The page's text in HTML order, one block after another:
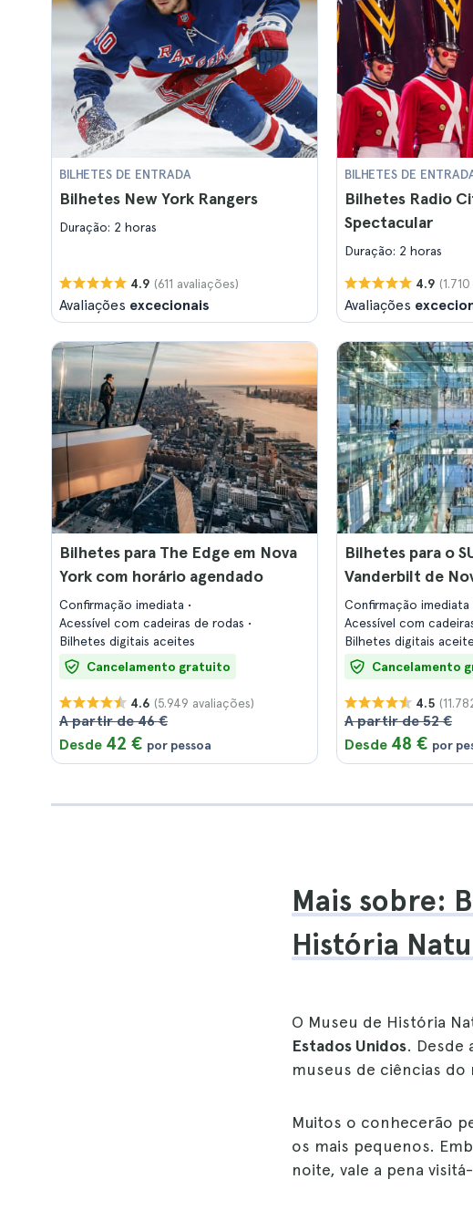
BILHETES DE ENTRADA
Bilhetes New York Rangers
Duração: 2 horas
4.9 (611 avaliações)
Avaliações excecionais
BILHETES DE
Bilhetes Radio
Spectacular
Duração: 2 horas
4.9
Avaliações
Bilhetes para The Edge em Nova
York com horário agendado
Confirmação imediata
Acessível com cadeiras de rodas
Bilhetes digitais aceites
Cancelamento gratuito
4.6 (5.949 avaliações)
A partir de 46 €
Desde 42 € por pessoa
Bilhetes para o
Vanderbilt de
Confirmação imediata
Acessível com
Bilhetes digitais
Cancelamento
4.5
A partir de 52 €
Desde 48 € por
Mais sobre:
História
O Museu de História
Estados Unidos. Desde
museus de ciências do
Muitos o conhecerão
os mais pequenos.
noite, vale a pena